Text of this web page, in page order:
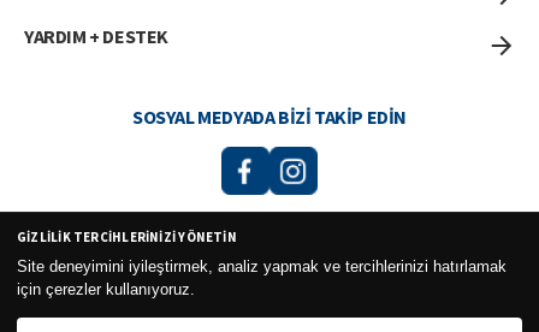
YARDIM + DESTEK
SOSYAL MEDYADA BIZI TAKIP EDIN
Curesel Turizm Ticaret Limited Şirketi 2026 ©
GIZLILIK TERCIHLERINIZI YÖNETIN
Site deneyimini iyileştirmek, analiz yapmak ve tercihlerinizi hatırlamak
için çerezler kullanıyoruz.